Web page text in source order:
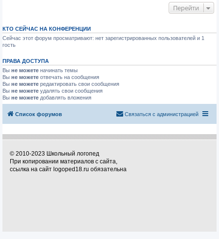
Перейти
КТО СЕЙЧАС НА КОНФЕРЕНЦИИ
Сейчас этот форум просматривают: нет зарегистрированных пользователей и 1
гость
ПРАВА ДОСТУПА
Вы не можете начинать темы
Вы не можете отвечать на сообщения
Вы не можете редактировать свои сообщения
Вы не можете удалять свои сообщения
Вы не можете добавлять вложения
Список форумов Связаться с администрацией
© 2010-2023 Школьный логопед
При копировании материалов с сайта,
ссылка на сайт logoped18.ru обязательна